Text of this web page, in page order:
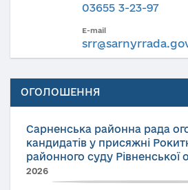
03655 3-23-97
E-mail
ОГОЛОШЕННЯ
Сарненська районна рада
кандидатів у присяжні
районного суду Рівненської
2026